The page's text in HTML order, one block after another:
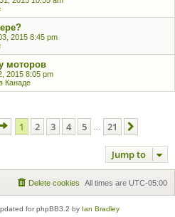
2015 8:45 pm
моторов
2015 8:05 pm
Канаде
Page 1of 21
1 2 3 4 5 21
Jump to
All times are UTC-05:00
Delete cookies
for phpBB3.2 by Ian Bradley